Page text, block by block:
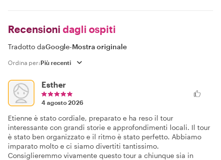
Recensioni dagli ospiti
Tradotto daGoogle-Mostra originale
Ordina per:
Esther
4 agosto 2026
Etienne è stato cordiale, preparato e ha reso il tour
interessante con grandi storie e approfondimenti locali. Il tour
è stato ben organizzato e il ritmo è stato perfetto. Abbiamo
imparato molto e ci siamo divertiti tantissimo.
Consiglieremmo vivamente questo tour a chiunque sia in